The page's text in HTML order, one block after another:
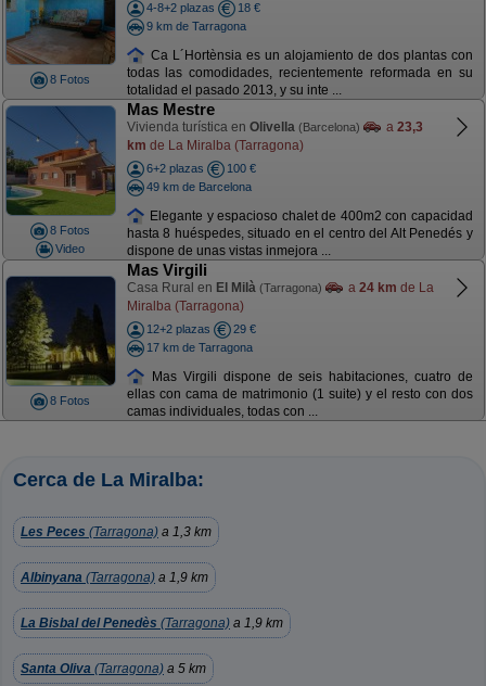
8 Fotos
4-8+2 plazas
18 €
9 km de Tarragona
Ca L´Hortènsia es un alojamiento de dos plantas con
todas las comodidades, recientemente reformada en su
totalidad el pasado 2013, y su inte ...
8 Fotos
Video
Mas Mestre
Vivienda turística en Olivella (Barcelona) a 23,3
km de La Miralba (Tarragona)
6+2 plazas
100 €
49 km de Barcelona
Elegante y espacioso chalet de 400m2 con capacidad
hasta 8 huéspedes, situado en el centro del Alt Penedés y
dispone de unas vistas inmejora ...
8 Fotos
Mas Virgili
Casa Rural en El Milà (Tarragona) a 24 km de La
Miralba (Tarragona)
12+2 plazas
29 €
17 km de Tarragona
Mas Virgili dispone de seis habitaciones, cuatro de
ellas con cama de matrimonio (1 suite) y el resto con dos
camas individuales, todas con ...
Cerca de La Miralba:
Les Peces (Tarragona) a 1,3 km
Albinyana (Tarragona) a 1,9 km
La Bisbal del Penedès (Tarragona) a 1,9 km
Santa Oliva (Tarragona) a 5 km